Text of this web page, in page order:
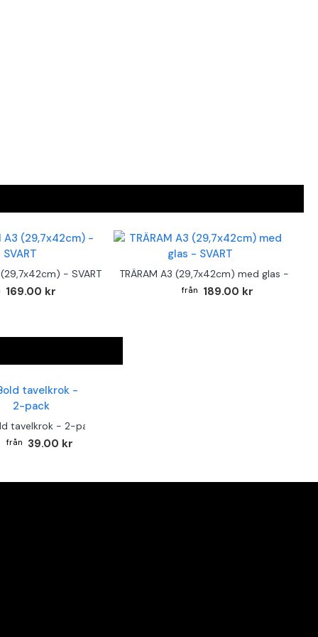
(29,7x42cm) - SVART
169.00 kr
TRÄRAM A3 (29,7x42cm) med glas -
189.00 kr
tavelkrok - 2-pack
39.00 kr